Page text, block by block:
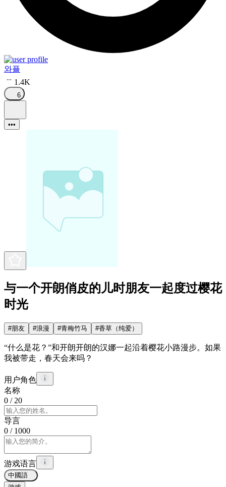
와플
1.4K
6
•••
与一个开朗俏皮的儿时朋友一起度过樱花
时光
#朋友 #浪漫 #青梅竹马 #香草（纯爱）
“什么是花？”和开朗开朗的汉娜一起沿着樱花小路漫步。如果
我被带走，春天会来吗？
用户角色
名称
0 / 20
导言
0 / 1000
游戏语言
中國語